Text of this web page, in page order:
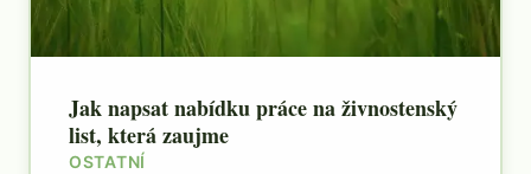
Jak napsat nabídku práce na živnostenský
list, která zaujme
OSTATNÍ